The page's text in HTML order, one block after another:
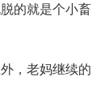
的就是个小畜
，老妈继续的